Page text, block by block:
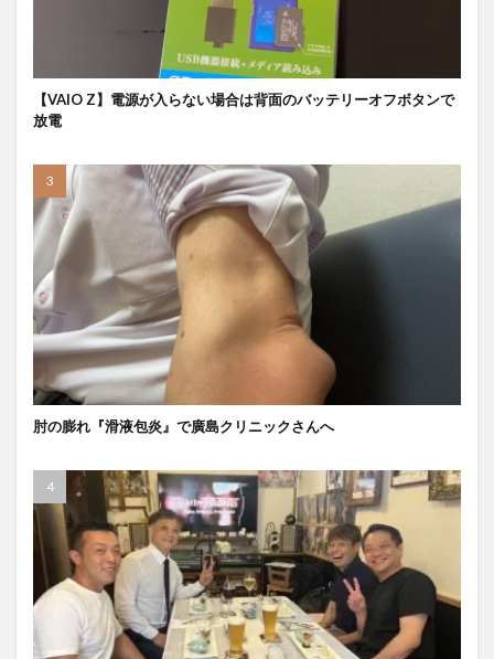
【VAIO Z】電源が入らない場合は背面のバッテリーオフボタンで
放電
肘の膨れ『滑液包炎』で廣島クリニックさんへ